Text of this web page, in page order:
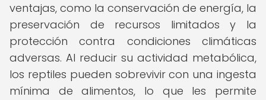
ventajas, como la conservación de energía, la
preservación de recursos limitados y la
protección contra condiciones climáticas
adversas. Al reducir su actividad metabólica,
los reptiles pueden sobrevivir con una ingesta
mínima de alimentos, lo que les permite